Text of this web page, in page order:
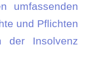
umfassenden
und Pflichten
der Insolvenz